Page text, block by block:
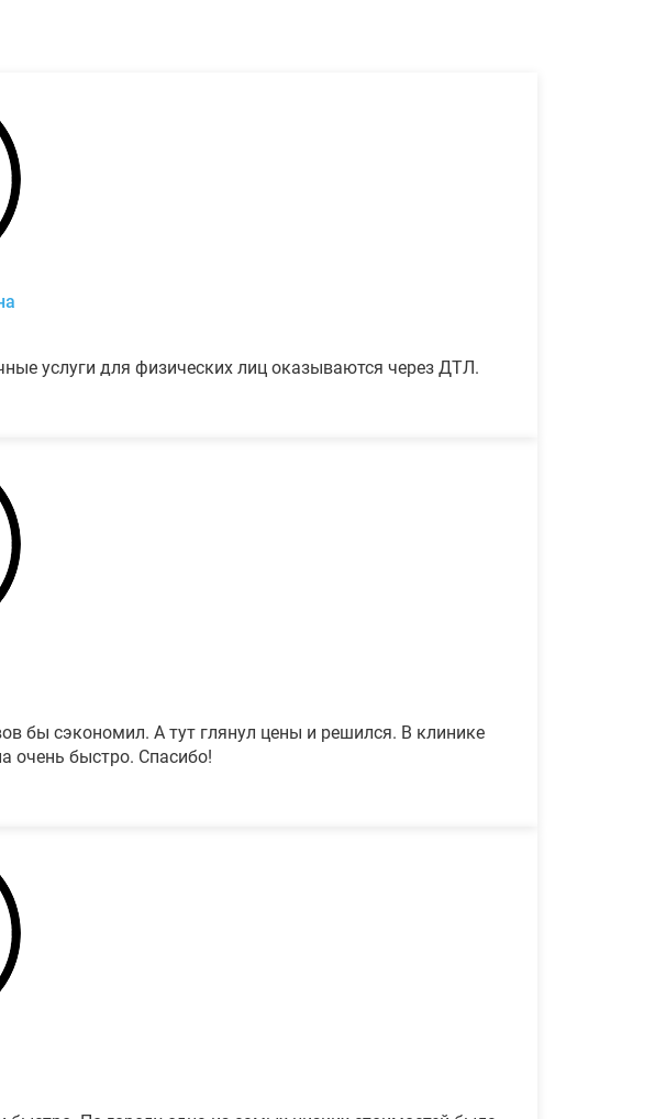
услуги для физических лиц оказываются через ДТЛ.
бы сэкономил. А тут глянул цены и решился. В клинике
очень быстро. Спасибо!